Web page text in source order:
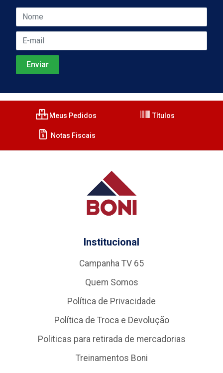
Meus Pedidos Títulos
Notas Fiscais
Institucional
Campanha TV 65
Quem Somos
Política de Privacidade
Política de Troca e Devolução
Politicas para retirada de mercadorias
Treinamentos Boni